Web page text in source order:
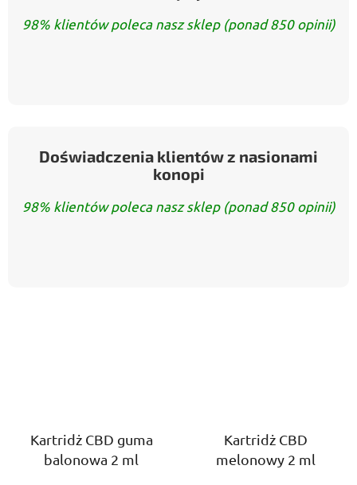
98% klientów poleca nasz sklep (ponad 850 opinii)
Doświadczenia klientów z nasionami
konopi
98% klientów poleca nasz sklep (ponad 850 opinii)
Kartridż CBD guma
balonowa 2 ml
Kartridż CBD
melonowy 2 ml